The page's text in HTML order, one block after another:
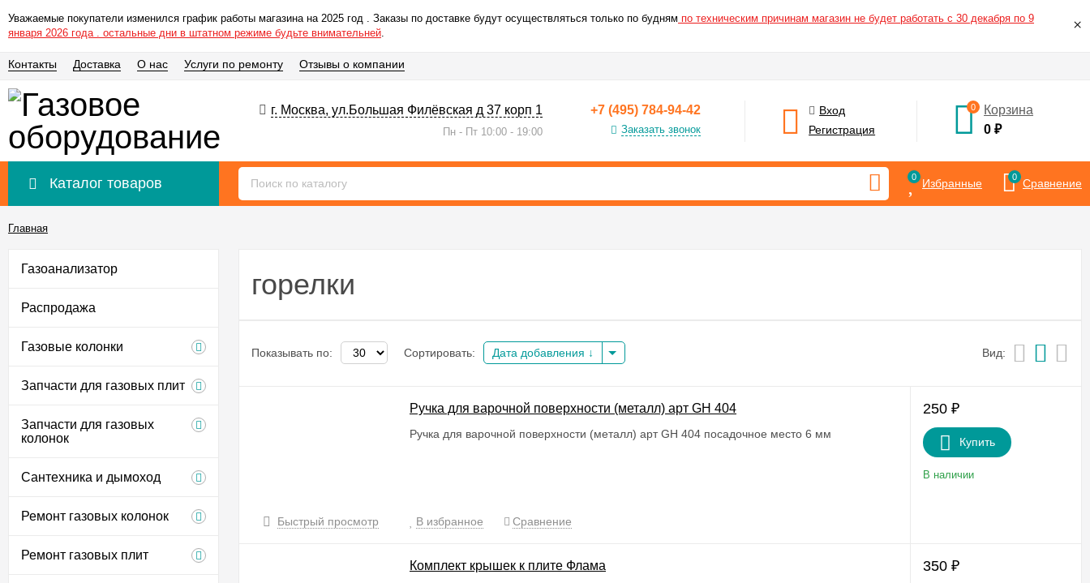
Уважаемые покупатели изменился график работы магазина на 2025 год . Заказы по доставке будут осуществляться только по будням по техническим причинам магазин не будет работать с 30 декабря по 9
января 2026 года . остальные дни в штатном режиме будьте внимательней. ×
Контакты Доставка О нас Услуги по ремонту Отзывы о компании
г. Москва, ул.Большая Филёвская д 37 корп 1
Пн - Пт 10:00 - 19:00
+7 (495) 784-94-42
Заказать звонок
Вход
Регистрация
0
Корзина
0₽
Каталог товаров 0 Избранные 0 Сравнение
Главная
Газоанализатор
Распродажа
Газовые колонки
Запчасти для газовых плит
Запчасти для газовых
колонок
Сантехника и дымоход
Ремонт газовых колонок
Ремонт газовых плит
горелки
Показывать по: Сортировать: Дата добавления Вид:
Ручка для варочной поверхности (металл) арт GH 404
Ручка для варочной поверхности (металл) арт GH 404 посадочное место 6 мм
250 ₽
Купить
В наличии
Быстрый просмотр В избранное Сравнение
Комплект крышек к плите Флама 350 ₽